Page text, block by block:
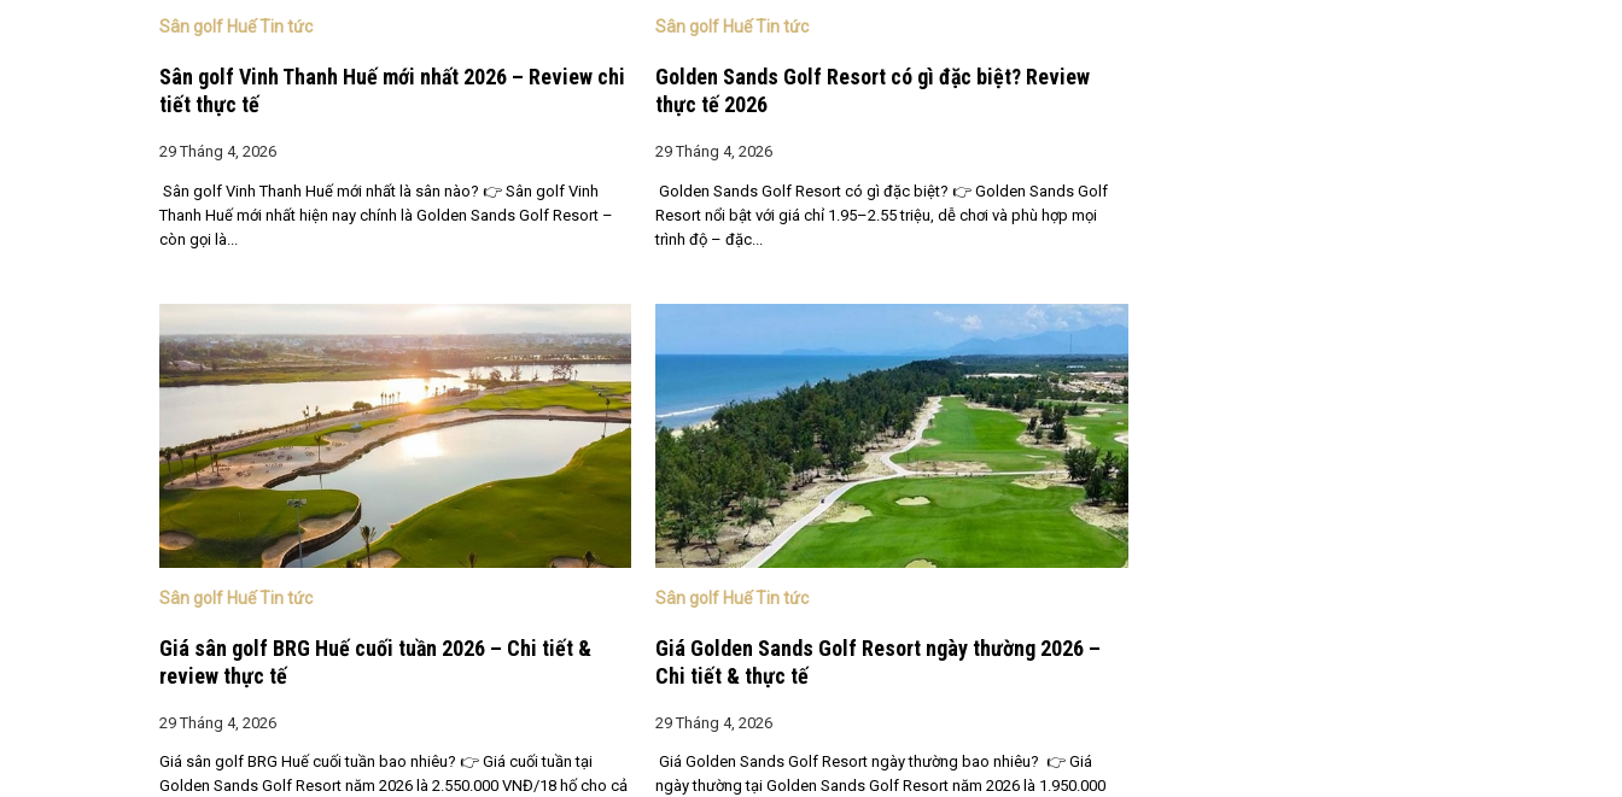
Sân golf Huế Tin tức
Sân golf Vinh Thanh Huế mới nhất 2026 – Review chi
tiết thực tế
29 Tháng 4, 2026
Sân golf Vinh Thanh Huế mới nhất là sân nào? 👉 Sân golf Vinh
Thanh Huế mới nhất hiện nay chính là Golden Sands Golf Resort –
còn gọi là...
Sân golf Huế Tin tức
Golden Sands Golf Resort có gì đặc biệt? Review
thực tế 2026
29 Tháng 4, 2026
Golden Sands Golf Resort có gì đặc biệt? 👉 Golden Sands Golf
Resort nổi bật với giá chỉ 1.95–2.55 triệu, dễ chơi và phù hợp mọi
trình độ – đặc...
Sân golf Huế Tin tức
Giá sân golf BRG Huế cuối tuần 2026 – Chi tiết &
review thực tế
29 Tháng 4, 2026
Giá sân golf BRG Huế cuối tuần bao nhiêu? 👉 Giá cuối tuần tại
Golden Sands Golf Resort năm 2026 là 2.550.000 VNĐ/18 hố cho cả
Sân golf Huế Tin tức
Giá Golden Sands Golf Resort ngày thường 2026 –
Chi tiết & thực tế
29 Tháng 4, 2026
Giá Golden Sands Golf Resort ngày thường bao nhiêu? 👉 Giá
ngày thường tại Golden Sands Golf Resort năm 2026 là 1.950.000